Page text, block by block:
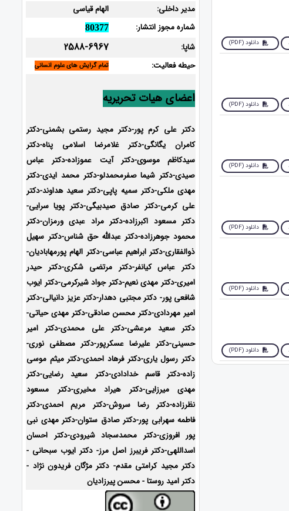
دانلود (PDF)
دانلود (PDF)
دانلود (PDF)
دانلود (PDF)
دانلود (PDF)
دانلود (PDF)
مدیر داخلی:
الهام قیاسی
شماره مجوز انتشار:
80377
شاپا: 2588-6967
حیطه فعالیت: تمام گرایش های علوم انسانی
اعضای هیات تحریریه
دکتر علی کرم پور-دکتر مجید رستمی بشمنی-دکتر
کامران یگانگی-دکتر غلامرضا اسلامی پناه-دکتر
سیدکاظم موسوی-دکتر آیت عموزاده-دکتر عباس
صیدی-دکتر شیما صفرمحمدلو-دکتر محمد ایدی-دکتر
مهدی ملکی-دکتر سمیه پاپی-دکتر سعید هداوند-دکتر
علی کرمی-دکتر صادق صیدبیگی-دکتر پویا سرایی-
دکتر مسعود اکبرزاده-دکتر مراد عبدی ورمزان-دکتر
محمود جوهرزاده-دکتر عبدالله حق شناس-دکتر سهیل
ذوالفقاری-دکتر ابراهیم عباسی-دکتر الهام پورمهابادیان-
دکتر عباس کیانفر-دکتر مرتضی شکری-دکتر حیدر
امیری-دکتر مهدی نعیم-دکتر جواد شیرکرمی-دکتر ایوب
شافعی پور- دکتر مجتبی دهدار-دکتر عزیز دانیالی-دکتر
امیر مهردادی-دکتر محسن صادقی-دکتر مهدی حیاتی-
دکتر سعید مرعشی-دکتر علی محمدی-دکتر امیر
حسینی-دکتر علیرضا عسکرپور-دکتر مصطفی نوری-
دکتر رسول یاری-دکتر فرهاد احمدی-دکتر میثم موسی
زاده-دکتر قاسم خدادادی-دکتر سعید رضایی-دکتر
مهدی میرزایی-دکتر هیراد مخیری-دکتر مسعود
نظرزاده-دکتر رضا سروش-دکتر مریم احمدی-دکتر
فاطمه سهرابی پور-دکتر صادق ستوان-دکتر مهدی نبی
پور افروزی-دکتر محمدسجاد شیرودی-دکتر احسان
اسداللهی-دکتر فریبرز اصل مرز- دکتر ایوب سبحانی -
دکتر مجید کرامتی مقدم- دکتر مژگان فریدون نژاد -
دکتر امید روستا - محسن پیرزادیان